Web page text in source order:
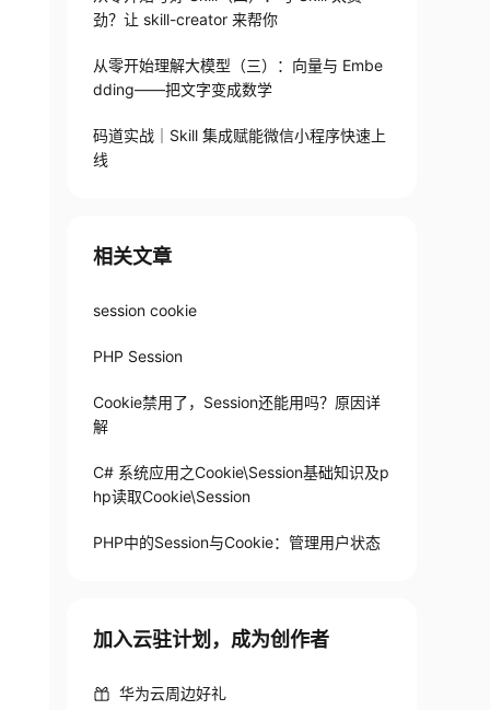
){
;
劲？让 skill-creator 来帮你
从零开始理解大模型（三）：向量与 Embe
dding——把文字变成数学
码道实战｜Skill 集成赋能微信小程序快速上
线
相关文章
session cookie
PHP Session
Cookie禁用了，Session还能用吗？原因详
解
C# 系统应用之Cookie\Session基础知识及p
hp读取Cookie\Session
PHP中的Session与Cookie：管理用户状态
加入云驻计划，成为创作者
华为云周边好礼